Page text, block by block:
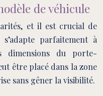
de véhicule
et il est crucial de
parfaitement à
dimensions du porte-
être placé dans la zone
sans gêner la visibilité.